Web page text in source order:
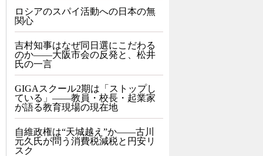
ロシアのスパイ活動への日本の無
関心
吉村知事はなぜ同日選にこだわる
のか――大阪市会の反発と、松井
氏の一言
GIGAスクール2期は「ストップし
ている」——教員・校長・起業家
が語る教育現場の現在地
自維政権は“天城越え”か――古川
元久氏が問う消費税減税と円安リ
スク